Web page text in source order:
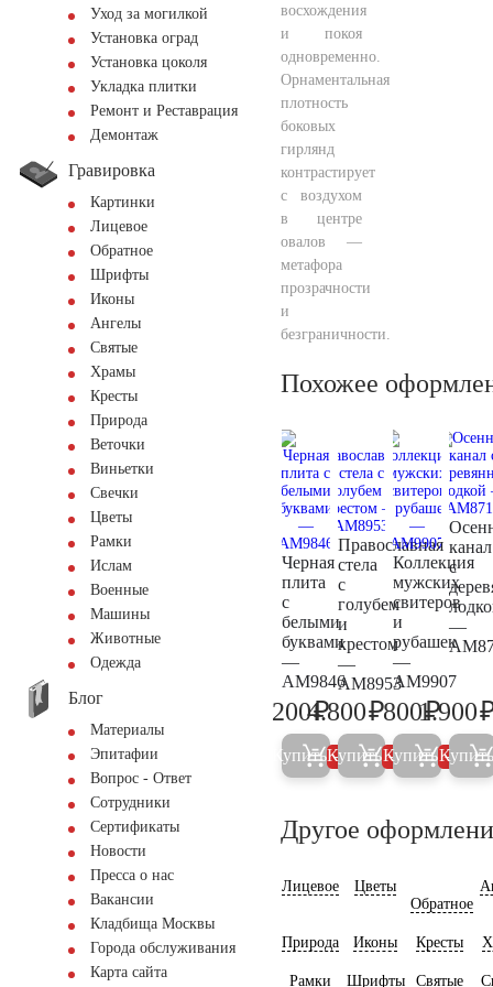
Уход за могилкой
Установка оград
Установка цоколя
Укладка плитки
Ремонт и Реставрация
Демонтаж
Гравировка
Картинки
Лицевое
Обратное
Шрифты
Иконы
Ангелы
Святые
Храмы
Кресты
Природа
Веточки
Виньетки
Свечки
Цветы
Рамки
Ислам
Военные
Машины
Животные
Одежда
Блог
Материалы
Эпитафии
Вопрос - Ответ
Сотрудники
Сертификаты
Новости
Пресса о нас
Вакансии
Кладбища Москвы
Города обслуживания
Карта сайта
восхождения
и покоя
одновременно.
Орнаментальная
плотность
боковых
гирлянд
контрастирует
с воздухом
в центре
овалов —
метафора
прозрачности
и
безграничности.
Похожее
Черная
плита
с
белыми
буквами
—
AM9846
200
200₽
Купить 5%
Православная
стела
с
голубем
и
крестом
—
AM8953
5.000
4.800₽
Купить 5%
Коллекция
мужских
свитеров
и
рубашек
—
AM9907
800
800₽
Купить 5%
канал
с
—
1.900
Купить
Другое
Лицевое
Цветы
Обратное
Природа Иконы Кресты
Рамки Шрифты Святые